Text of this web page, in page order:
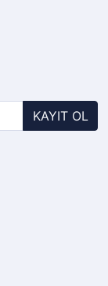
KAYIT OL